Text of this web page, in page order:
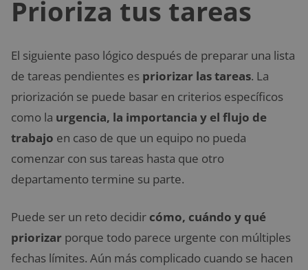
Prioriza tus tareas
El siguiente paso lógico después de preparar una lista
de tareas pendientes es priorizar las tareas. La
priorización se puede basar en criterios específicos
como la urgencia, la importancia y el flujo de
trabajo en caso de que un equipo no pueda
comenzar con sus tareas hasta que otro
departamento termine su parte.
Puede ser un reto decidir cómo, cuándo y qué
priorizar porque todo parece urgente con múltiples
fechas límites. Aún más complicado cuando se hacen